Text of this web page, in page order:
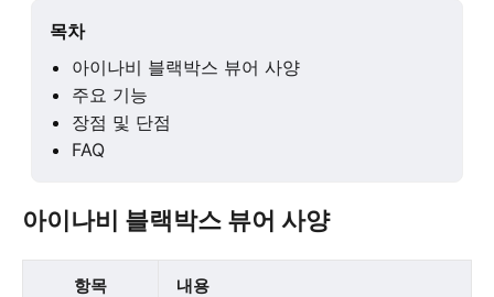
목차
아이나비 블랙박스 뷰어 사양
주요 기능
장점 및 단점
FAQ
아이나비 블랙박스 뷰어 사양
항목 내용